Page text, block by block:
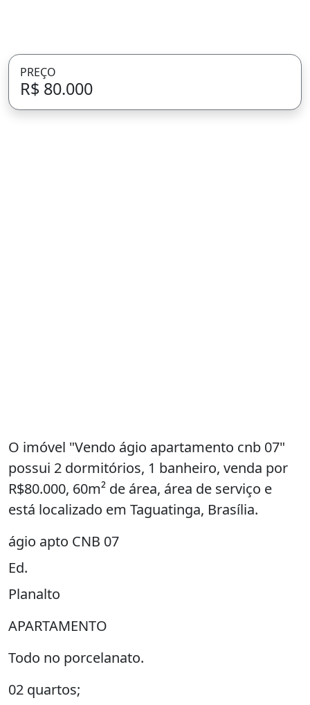
PREÇO
R$ 80.000
O imóvel "Vendo ágio apartamento cnb 07"
possui 2 dormitórios, 1 banheiro, venda por
R$80.000, 60m² de área, área de serviço e
está localizado em Taguatinga, Brasília.
ágio apto CNB 07
Ed.
Planalto
APARTAMENTO
Todo no porcelanato.
02 quartos;